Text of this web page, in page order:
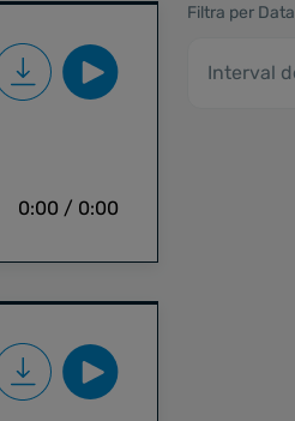
0:00 / 0:00
Filtra per Data